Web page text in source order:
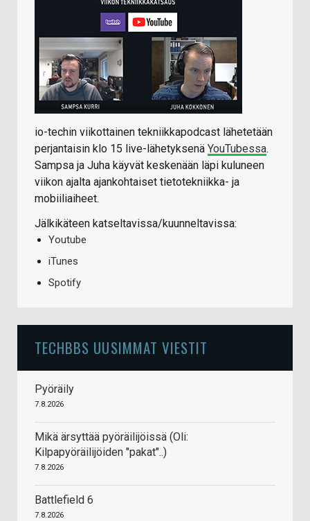
io-techin viikottainen tekniikkapodcast lähetetään
perjantaisin klo 15 live-lähetyksenä YouTubessa.
Sampsa ja Juha käyvät keskenään läpi kuluneen
viikon ajalta ajankohtaiset tietotekniikka- ja
mobiiliaiheet.
Jälkikäteen katseltavissa/kuunneltavissa:
Youtube
iTunes
Spotify
TECHBBS UUSIMMAT VIESTIT
Pyöräily
7.8.2026
Mikä ärsyttää pyöräilijöissä (Oli:
Kilpapyöräilijöiden "pakat"..)
7.8.2026
Battlefield 6
7.8.2026